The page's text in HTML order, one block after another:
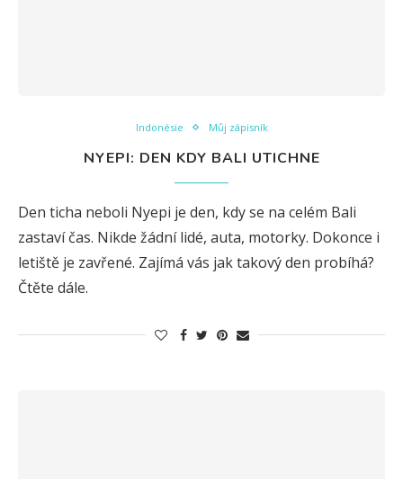
Indonésie Můj zápisník
NYEPI: DEN KDY BALI UTICHNE
Den ticha neboli Nyepi je den, kdy se na celém Bali
zastaví čas. Nikde žádní lidé, auta, motorky. Dokonce i
letiště je zavřené. Zajímá vás jak takový den probíhá?
Čtěte dále.